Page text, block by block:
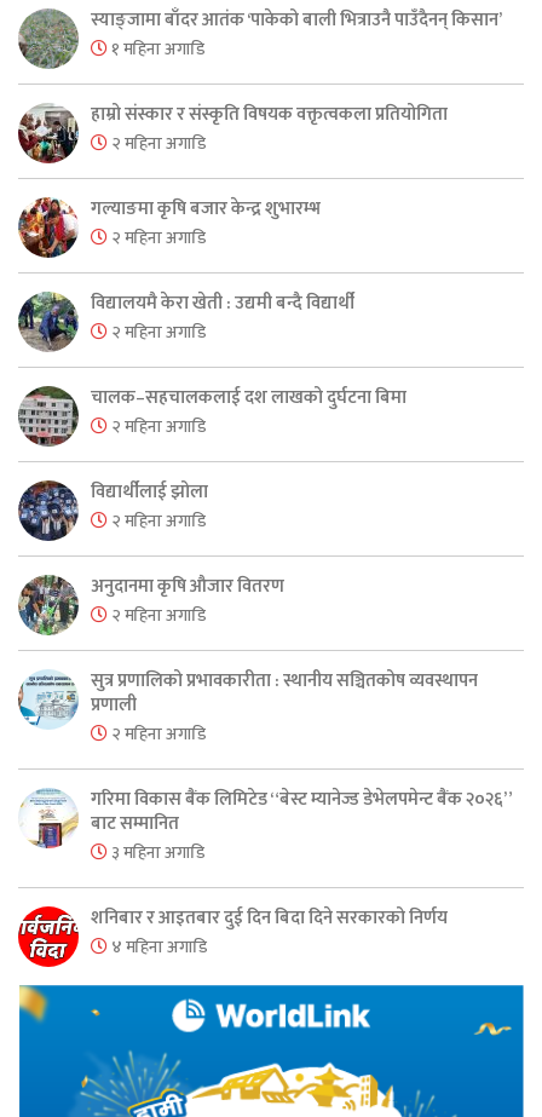
स्याङ्जामा बाँदर आतंक ‘पाकेको बाली भित्राउनै पाउँदैनन् किसान’
१ महिना अगाडि
हाम्रो संस्कार र संस्कृति विषयक वक्तृत्वकला प्रतियोगिता
२ महिना अगाडि
गल्याङमा कृषि बजार केन्द्र शुभारम्भ
२ महिना अगाडि
विद्यालयमै केरा खेती : उद्यमी बन्दै विद्यार्थी
२ महिना अगाडि
चालक–सहचालकलाई दश लाखको दुर्घटना बिमा
२ महिना अगाडि
विद्यार्थीलाई झोला
२ महिना अगाडि
अनुदानमा कृषि औजार वितरण
२ महिना अगाडि
सुत्र प्रणालिको प्रभावकारीता : स्थानीय सञ्चितकोष व्यवस्थापन
प्रणाली
२ महिना अगाडि
गरिमा विकास बैंक लिमिटेड “बेस्ट म्यानेज्ड डेभेलपमेन्ट बैंक २०२६”
बाट सम्मानित
३ महिना अगाडि
शनिबार र आइतबार दुई दिन बिदा दिने सरकारको निर्णय
४ महिना अगाडि